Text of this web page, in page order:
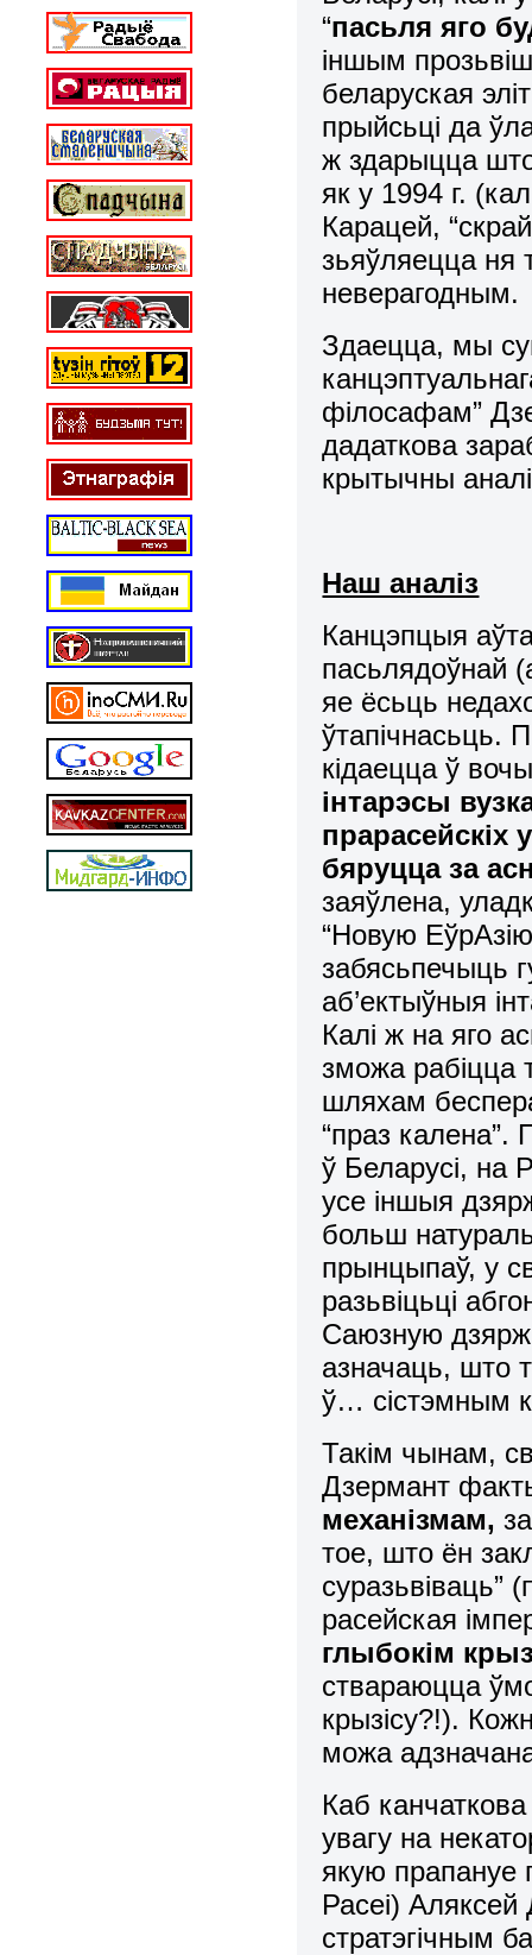
“пасьля яго
іншым
беларуская
прыйсьці да
ж здарыцца
як у 1994 г.
Карацей,
зьяўляецца ня
неверагодным.
Здаецца, мы
філосафам”
дадаткова
крытычны
Наш аналіз
Канцэпцыя
пасьлядоўнай
яе ёсьць
ўтапічнасьць.
кідаецца ў
інтарэсы
прарасейскіх
бяруцца за
заяўлена,
“Новую
забясьпечыць
аб’ектыўныя
Калі ж на яго
зможа рабіцца
шляхам
“праз калена”.
ў Беларусі, на
усе іншыя
больш
прынцыпаў, у
разьвіцьці
Саюзную
азначаць, што
ў… сістэмным
Такім чынам,
Дзермант
механізмам,
тое, што ён
суразьвіваць”
расейская
глыбокім
ствараюцца
крызісу?!).
можа
Каб
увагу на
якую прапануе
Расеі) Аляксей
стратэгічным